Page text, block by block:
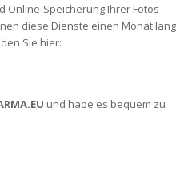
Online-Speicherung Ihrer Fotos
diese Dienste einen Monat lang
Sie hier:
und habe es bequem zu